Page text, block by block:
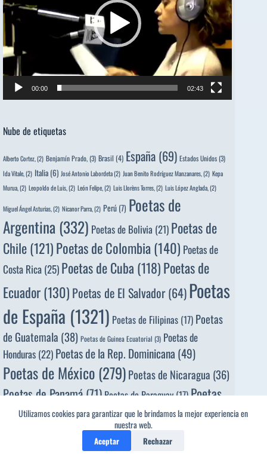
Utilizamos cookies para garantizar que le brindamos la mejor experiencia en
nuestra web.
Aceptar Rechazar
00:00 02:43
Nube de etiquetas
Alberto Cortez, (2) Benjamín Prado,(3) Brasil (4) España (69) Estados Unidos(3)
Ida Vitale, (2) Italia (6) José Antonio Labordeta(2) Juan Benito Rodríguez Manzanares, (2) Kepa
Murua, (2) Leopoldo de Luis, (2) León Felipe, (2) Luis Llorèns Torres, (2) Luis López Anglada, (2)
Miguel Ángel Asturias, (2) Nicanor Parra, (2) Perú (7) Poetas de
Argentina (332) Poetas de Bolivia (21) Poetas de
Chile(121)Poetas de Colombia (140) Poetas de
Costa Rica(25)Poetas de Cuba (118)Poetas de
Ecuador(130) Poetas de El Salvador(64)Poetas
de España (1321) Poetas de Filipinas (17) Poetas
de Guatemala (38) Poetas de Guinea Ecuatorial (3) Poetas de
Honduras (22) Poetas de la Rep. Dominicana (49)
Poetas de México(279)Poetas de Nicaragua (36)
Poetas de Panamá(71)Poetas de Paraguay(17)Poetas
de Perú(105)Poetas de Puerto Rico(34) Poetas de
Poetas de Venezuela
Ramón López Velarde,(2) Rosario Castellanos,